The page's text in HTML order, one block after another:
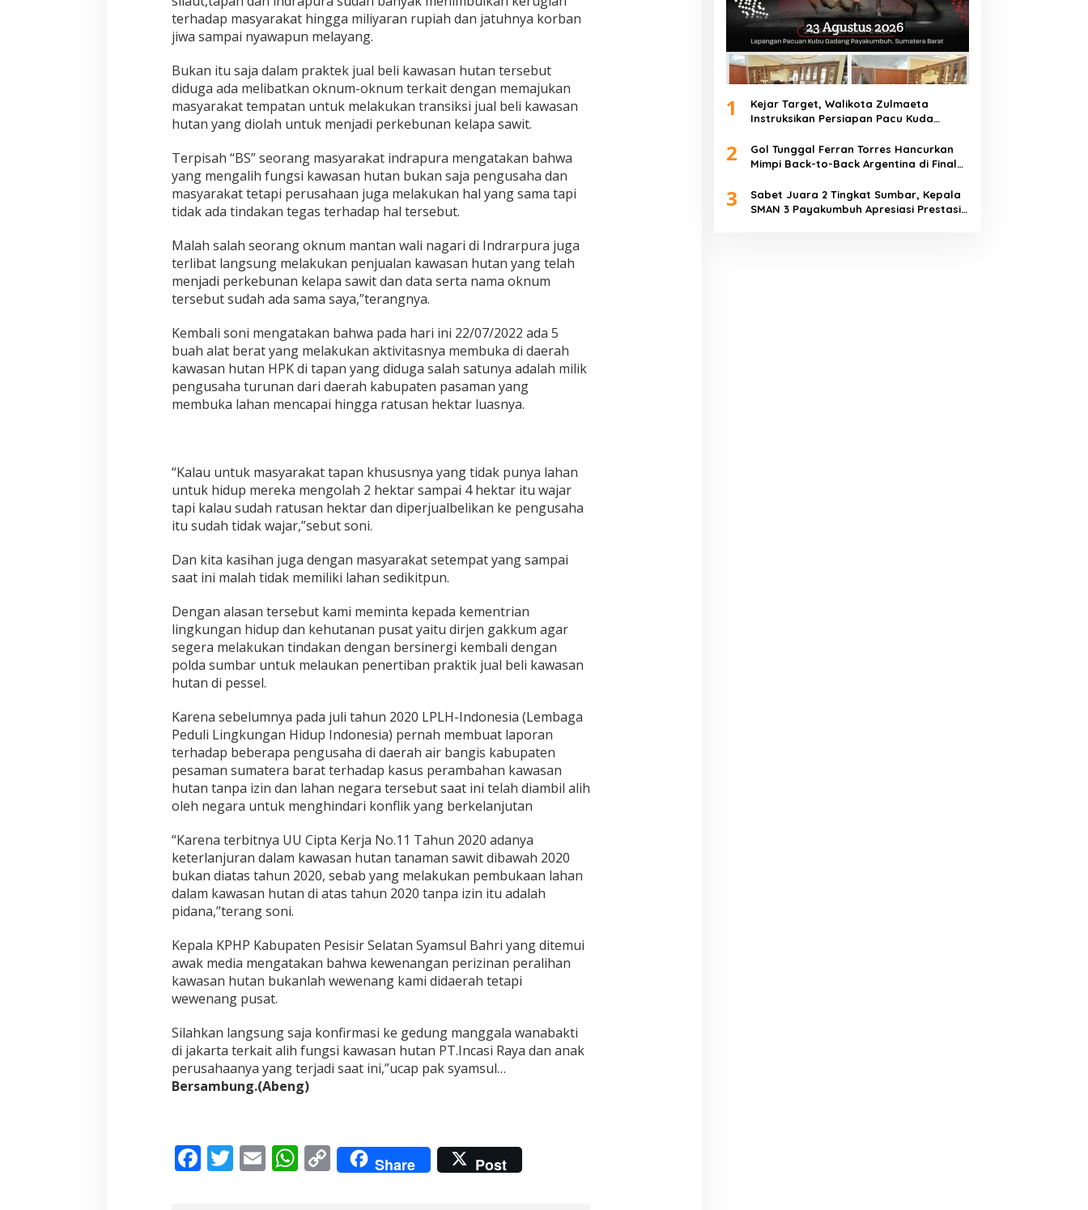
t
a
n
P
e
s
s
l
S
u
m
b
r
a
d
a
K
t
e
r
i
b
O
k
n
u
m
e
r
a
t
terhadap masyarakat hingga miliyaran rupiah dan jatuhnya korban
jiwa sampai nyawapun melayang.
Bukan itu saja dalam praktek jual beli kawasan hutan tersebut
diduga ada melibatkan oknum-oknum terkait dengan memajukan
masyarakat tempatan untuk melakukan transiksi jual beli kawasan
hutan yang diolah untuk menjadi perkebunan kelapa sawit.
Terpisah “BS” seorang masyarakat indrapura mengatakan bahwa
yang mengalih fungsi kawasan hutan bukan saja pengusaha dan
masyarakat tetapi perusahaan juga melakukan hal yang sama tapi
tidak ada tindakan tegas terhadap hal tersebut.
Malah salah seorang oknum mantan wali nagari di Indrarpura juga
terlibat langsung melakukan penjualan kawasan hutan yang telah
menjadi perkebunan kelapa sawit dan data serta nama oknum
tersebut sudah ada sama saya,”terangnya.
Kembali soni mengatakan bahwa pada hari ini 22/07/2022 ada 5
buah alat berat yang melakukan aktivitasnya membuka di daerah
kawasan hutan HPK di tapan yang diduga salah satunya adalah milik
pengusaha turunan dari daerah kabupaten pasaman yang
membuka lahan mencapai hingga ratusan hektar luasnya.
“Kalau untuk masyarakat tapan khususnya yang tidak punya lahan
untuk hidup mereka mengolah 2 hektar sampai 4 hektar itu wajar
tapi kalau sudah ratusan hektar dan diperjualbelikan ke pengusaha
itu sudah tidak wajar,”sebut soni.
Dan kita kasihan juga dengan masyarakat setempat yang sampai
saat ini malah tidak memiliki lahan sedikitpun.
Dengan alasan tersebut kami meminta kepada kementrian
lingkungan hidup dan kehutanan pusat yaitu dirjen gakkum agar
segera melakukan tindakan dengan bersinergi kembali dengan
polda sumbar untuk melaukan penertiban praktik jual beli kawasan
hutan di pessel.
Karena sebelumnya pada juli tahun 2020 LPLH-Indonesia (Lembaga
Peduli Lingkungan Hidup Indonesia) pernah membuat laporan
terhadap beberapa pengusaha di daerah air bangis kabupaten
pesaman sumatera barat terhadap kasus perambahan kawasan
hutan tanpa izin dan lahan negara tersebut saat ini telah diambil alih
oleh negara untuk menghindari konflik yang berkelanjutan
“Karena terbitnya UU Cipta Kerja No.11 Tahun 2020 adanya
keterlanjuran dalam kawasan hutan tanaman sawit dibawah 2020
bukan diatas tahun 2020, sebab yang melakukan pembukaan lahan
dalam kawasan hutan di atas tahun 2020 tanpa izin itu adalah
pidana,”terang soni.
Kepala KPHP Kabupaten Pesisir Selatan Syamsul Bahri yang ditemui
awak media mengatakan bahwa kewenangan perizinan peralihan
kawasan hutan bukanlah wewenang kami didaerah tetapi
wewenang pusat.
Silahkan langsung saja konfirmasi ke gedung manggala wanabakti
di jakarta terkait alih fungsi kawasan hutan PT.Incasi Raya dan anak
perusahaanya yang terjadi saat ini,”ucap pak syamsul…
Bersambung.(Abeng)
F T E W C
o
Share Post
1
Kejar Target, Walikota Zulmaeta
Instruksikan Persiapan Pacu Kuda
2
Gol Tunggal Ferran Torres Hancurkan
Mimpi Back-to-Back Argentina di Final
3
Sabet Juara 2 Tingkat Sumbar, Kepala
SMAN 3 Payakumbuh Apresiasi Prestasi